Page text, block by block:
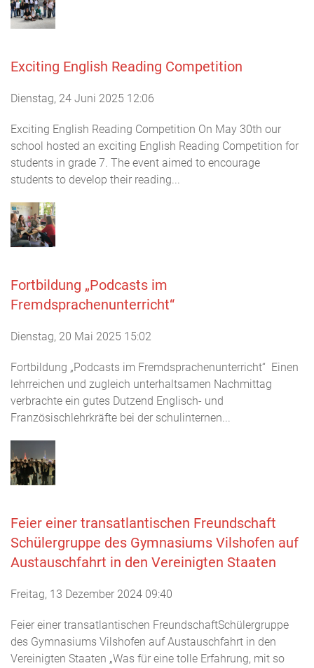
Exciting English Reading Competition
Dienstag, 24 Juni 2025 12:06
Exciting English Reading Competition On May 30th our
school hosted an exciting English Reading Competition for
students in grade 7. The event aimed to encourage
students to develop their reading...
Fortbildung „Podcasts im
Fremdsprachenunterricht“
Dienstag, 20 Mai 2025 15:02
Fortbildung „Podcasts im Fremdsprachenunterricht“ Einen
lehrreichen und zugleich unterhaltsamen Nachmittag
verbrachte ein gutes Dutzend Englisch- und
Französischlehrkräfte bei der schulinternen...
Feier einer transatlantischen Freundschaft
Schülergruppe des Gymnasiums Vilshofen auf
Austauschfahrt in den Vereinigten Staaten
Freitag, 13 Dezember 2024 09:40
Feier einer transatlantischen FreundschaftSchülergruppe
des Gymnasiums Vilshofen auf Austauschfahrt in den
Vereinigten Staaten „Was für eine tolle Erfahrung, mit so